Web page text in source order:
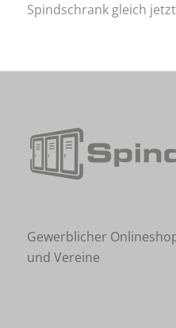
Spindschrank gleich
Gewerblicher
und Vereine